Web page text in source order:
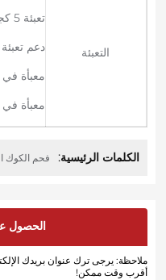
التعبئة
تعبئة 5 كجم، تعبئة 10 كجم، كيس منسوج 2 كجم، ثم في كيس تعبئة 1000 كجم؛
دعم تعبئة الأكياس بوزن 25 كجم، وفيلم
معبأة في
معبأة في
الكلمات الرئيسية: فحم الكوك
الحصول
ملاحظة: يرجى ترك عنوان بريدك
أقرب وقت ممكن!